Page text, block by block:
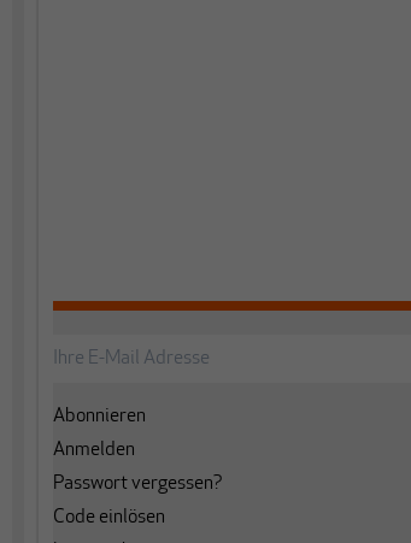
Abonnieren
Anmelden
Passwort vergessen?
Code einlösen